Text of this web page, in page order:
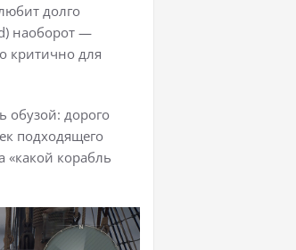
долго
наоборот —
критично для
обузой: дорого
подходящего
«какой корабль